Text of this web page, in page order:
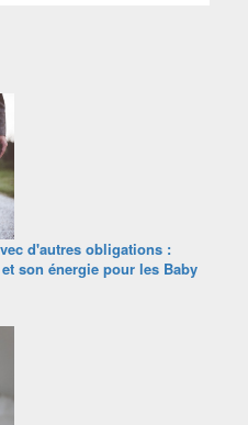
d'autres obligations :
son énergie pour les Baby